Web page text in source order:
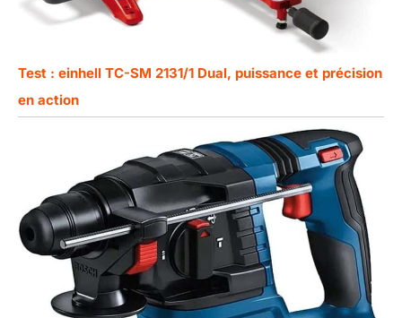
Test : einhell TC-SM 2131/1 Dual, puissance et précision
en action